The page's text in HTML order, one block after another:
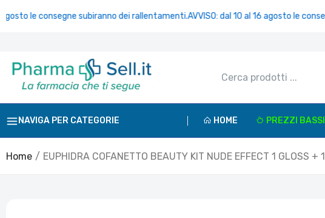
le consegne subiranno dei rallentamenti.AVVISO: dal 10 al 16 agosto le consegne
NAVIGA PER CATEGORIE HOME PREZZI BASSI
Home EUPHIDRA COFANETTO BEAUTY KIT NUDE EFFECT 1 GLOSS +